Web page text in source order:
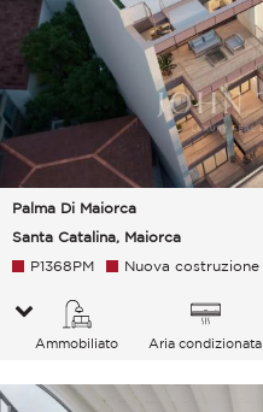
Palma Di Maiorca
Santa Catalina, Maiorca
P1368PM
Nuova costruzione
Ammobiliato Aria condizionata